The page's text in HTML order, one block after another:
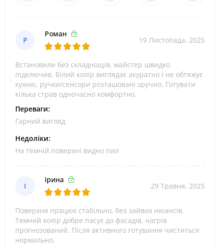
Р
Роман
19 Листопада, 2025
Встановили без складнощів, майстер швидко
підключив. Білий колір виглядає акуратно і не обтяжує
кухню, ручки/сенсори розташовані зручно. Готувати
кілька страв одночасно комфортно.
Переваги:
Гарний вигляд
Недоліки:
На темній поверхні видно пил
І
Ірина
29 Травня, 2025
Поверхня працює стабільно, без зайвих нюансів.
Темний колір добре пасує до фасадів, нагрів
прогнозований. Після активного готування чиститься
нормально.